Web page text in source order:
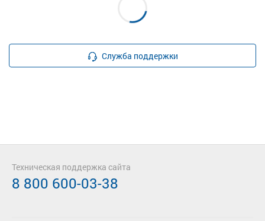
Служба поддержки
Техническая поддержка сайта
8 800 600-03-38